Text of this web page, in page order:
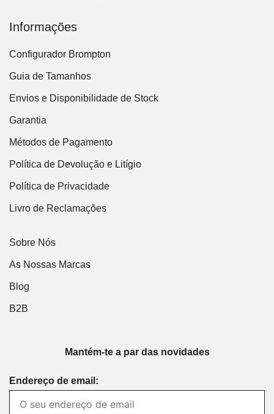
Informações
Configurador Brompton
Guia de Tamanhos
Envios e Disponibilidade de Stock
Garantia
Métodos de Pagamento
Política de Devolução e Litígio
Política de Privacidade
Livro de Reclamações
Sobre Nós
As Nossas Marcas
Blog
B2B
Mantém-te a par das novidades
Endereço de email: